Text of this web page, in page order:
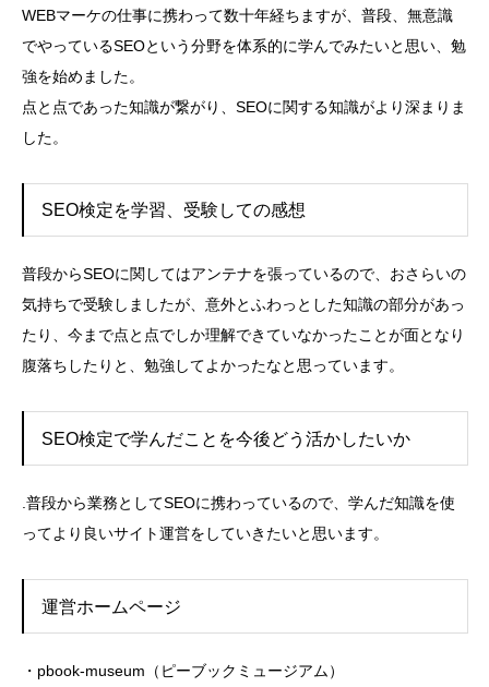
WEBマーケの仕事に携わって数十年経ちますが、普段、無意識
でやっているSEOという分野を体系的に学んでみたいと思い、勉
強を始めました。
点と点であった知識が繋がり、SEOに関する知識がより深まりま
した。
SEO検定を学習、受験しての感想
普段からSEOに関してはアンテナを張っているので、おさらいの
気持ちで受験しましたが、意外とふわっとした知識の部分があっ
たり、今まで点と点でしか理解できていなかったことが面となり
腹落ちしたりと、勉強してよかったなと思っています。
SEO検定で学んだことを今後どう活かしたいか
.普段から業務としてSEOに携わっているので、学んだ知識を使
ってより良いサイト運営をしていきたいと思います。
運営ホームページ
・pbook-museum（ピーブックミュージアム）